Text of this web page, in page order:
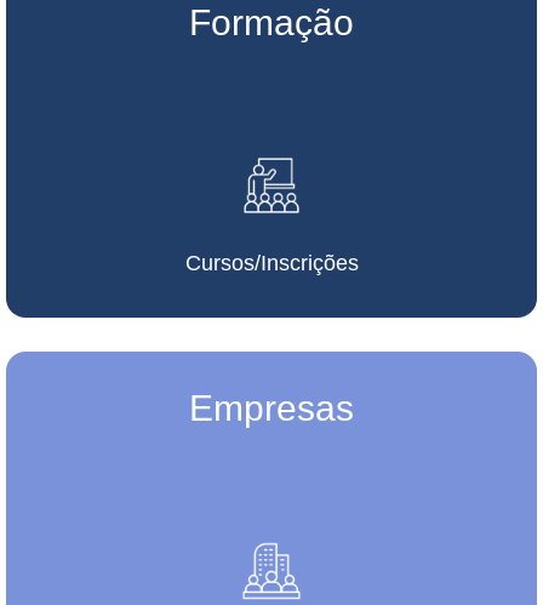
Formação
Cursos/Inscrições
Empresas